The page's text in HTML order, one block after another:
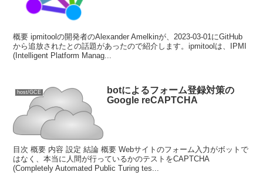
概要 ipmitoolの開発者のAlexander Amelkinが、2023-03-01にGitHub
から追放されたとの話題があったので紹介します。ipmitoolは、IPMI
(Intelligent Platform Manag...
host/GCE
botによるフォーム登録対策の
Google reCAPTCHA
目次 概要 内容 設定 結論 概要 Webサイトのフォーム入力がボットで
はなく、本当に人間が行っているかのテストをCAPTCHA
(Completely Automated Public Turing tes...